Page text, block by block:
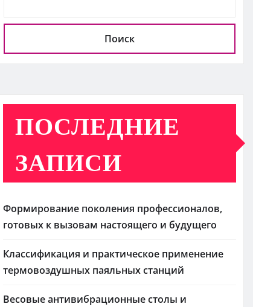
Поиск
ПОСЛЕДНИЕ
ЗАПИСИ
Формирование поколения профессионалов,
готовых к вызовам настоящего и будущего
Классификация и практическое применение
термовоздушных паяльных станций
Весовые антивибрационные столы и